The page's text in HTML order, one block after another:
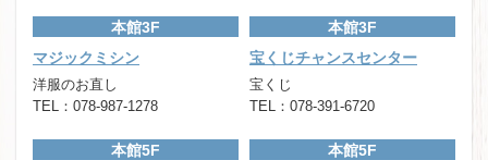
本館3F
マジックミシン
洋服のお直し
TEL：078-987-1278
本館3F
宝くじチャンスセンター
宝くじ
TEL：078-391-6720
本館5F
本館5F